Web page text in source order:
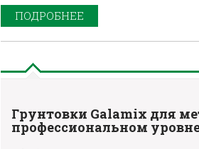
ПОДРОБНЕЕ
Грунтовки Galamix для
профессиональном